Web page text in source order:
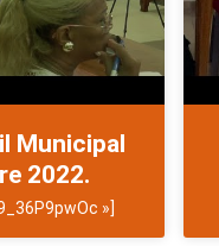
Municipal
2022.
»]